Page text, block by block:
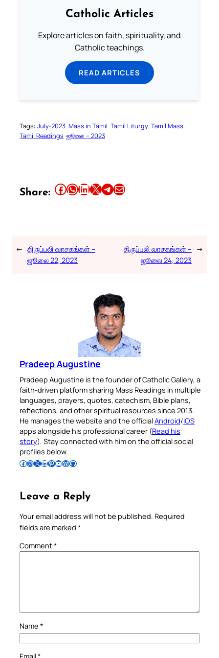
Catholic Articles
Explore articles on faith, spirituality, and
Catholic teachings.
READ ARTICLES
Tags: July-2023 Mass in Tamil Tamil Liturgy Tamil Mass
Tamil Readings ஜூலை – 2023
Share: Share this article on Facebook Share this article on WhatsApp Share this article on LinkedIn Share this article on X Share this article on TelegramEmail this Article
← திருப்பலி வாசகங்கள் –
ஜூலை 22, 2023
திருப்பலி வாசகங்கள் –
ஜூலை 24, 2023
→
Pradeep Augustine
Pradeep Augustine is the founder of Catholic Gallery, a
faith-driven platform sharing Mass Readings in multiple
languages, prayers, quotes, catechism, Bible plans,
reflections, and other spiritual resources since 2013.
He manages the website and the officialAndroid/iOS
apps alongside his professional career (Read his
story). Stay connected with him on the official social
profiles below.
Follow Pradeep on Facebook Follow Pradeep on InstagramFollow Pradeep on X Follow Pradeep on LinkedIn Follow Pradeep on Pinterest Subscribe to Pradeep’s Youtube Channel Follow Pradeep on WordPress Follow Pradeep on GitHub
Leave a Reply
Your email address will not be published. Required
fields are marked *
Comment*
Name *